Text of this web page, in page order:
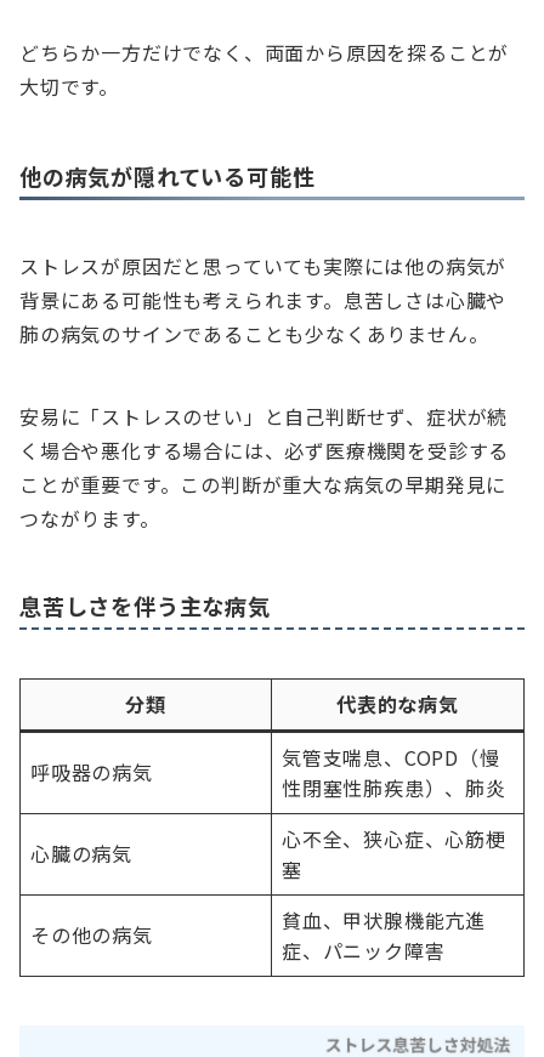
どちらか一方だけでなく、両面から原因を探ることが
大切です。
他の病気が隠れている可能性
ストレスが原因だと思っていても実際には他の病気が
背景にある可能性も考えられます。息苦しさは心臓や
肺の病気のサインであることも少なくありません。
安易に「ストレスのせい」と自己判断せず、症状が続
く場合や悪化する場合には、必ず医療機関を受診する
ことが重要です。この判断が重大な病気の早期発見に
つながります。
息苦しさを伴う主な病気
分類 代表的な病気
呼吸器の病気
気管支喘息、COPD（慢
性閉塞性肺疾患）、肺炎
心臓の病気
心不全、狭心症、心筋梗
塞
その他の病気
貧血、甲状腺機能亢進
症、パニック障害